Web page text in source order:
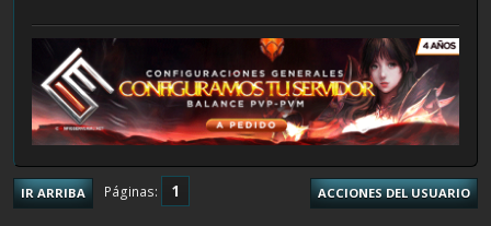
IR ARRIBA Páginas 1 ACCIONES DEL USUARIO